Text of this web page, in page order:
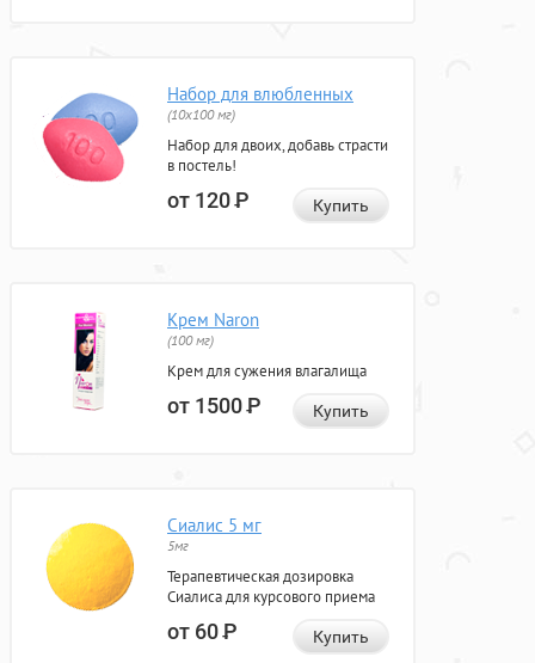
Набор для влюбленных
(10х100 мг)
Набор для двоих, добавь страсти
в постель!
от 120Р Купить
Крем Naron
(100 мг)
Крем для сужения влагалища
от 1500Р Купить
Сиалис 5 мг
5мг
Терапевтическая дозировка
Сиалиса для курсового приема
от 60Р Купить